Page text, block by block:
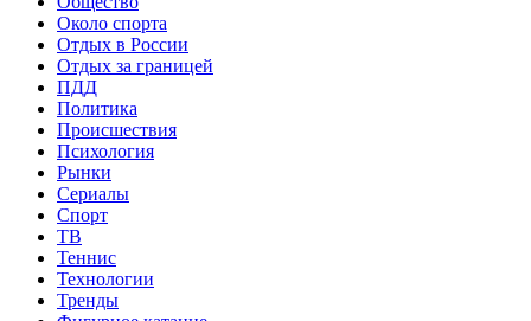
Около спорта
Отдых в России
Отдых за границей
ПДД
Политика
Происшествия
Психология
Рынки
Сериалы
Спорт
ТВ
Теннис
Технологии
Тренды